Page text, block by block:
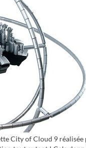
City of Cloud 9 réalisée